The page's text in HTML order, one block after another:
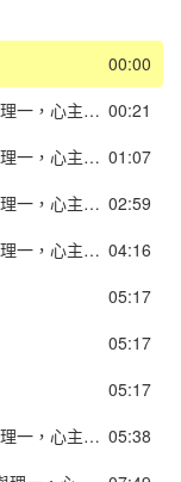
00:00
00:21
第二節 心性論二、朱子論「心」：「心與理一，心主性情」
01:07
第二節 心性論二、朱子論「心」：「心與理一，心主性情」
02:59
第二節 心性論二、朱子論「心」：「心與理一，心主性情」
04:16
第二節 心性論二、朱子論「心」：「心與理一，心主性情」
05:17
05:17
05:17
05:38
第二節 心性論二、朱子論「心」：「心與理一，心主性情」